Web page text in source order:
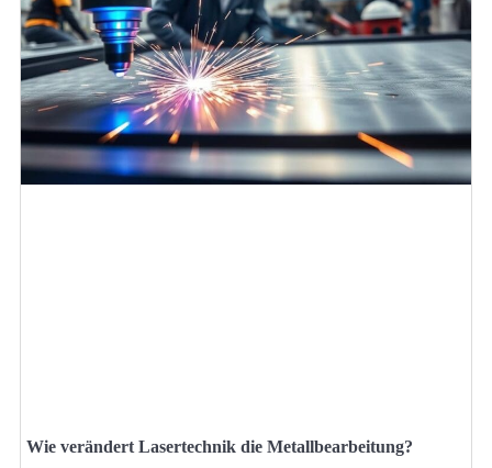
Wie verändert Lasertechnik die Metallbearbeitung?